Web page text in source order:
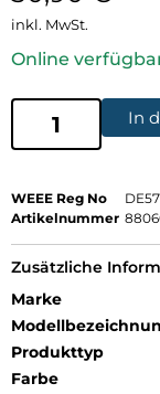
inkl. MwSt.
Online
In
WEEE Reg No
Artikelnummer
Zusätzliche
Marke
Produkttyp
Farbe